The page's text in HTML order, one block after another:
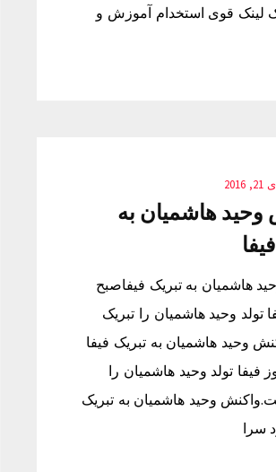
قوی استخدام آموزش و
وحید هاشمیان به
هاشمیان به تبریک فیفاصبح
تولد وحید هاشمیان را تبریک
وحید هاشمیان به تبریک فیفا
فیفا تولد وحید هاشمیان را
وحید هاشمیان به تبریک
سرا